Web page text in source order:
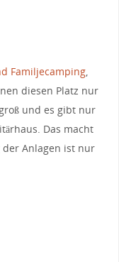
Familjecamping,
diesen Platz nur
und es gibt nur
Das macht
Anlagen ist nur